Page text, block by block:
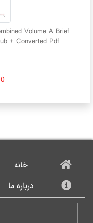
Volume A Brief
+ Converted Pdf
خانه
درباره ما